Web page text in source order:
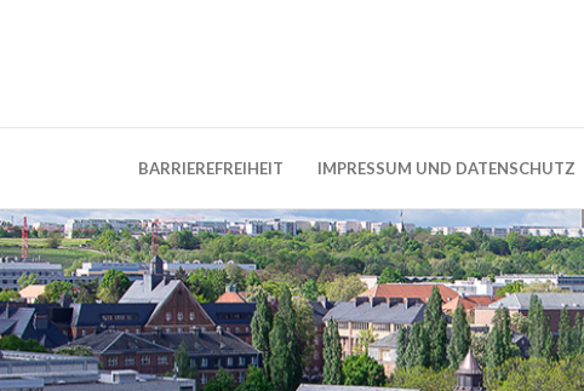
BARRIEREFREIHEIT IMPRESSUM UND DATENSCHUTZ